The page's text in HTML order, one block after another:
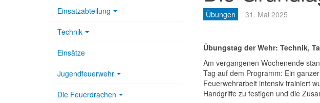
Übungen 31. Mai 2025
Übungstag der Wehr: Technik,
Am vergangenen Wochenende
Tag auf dem Programm: Ein
Feuerwehrarbeit intensiv trainiert
Handgriffe zu festigen und die
Einsatzabteilung
Technik
Einsätze
Jugendfeuerwehr
Die Feuerdrachen